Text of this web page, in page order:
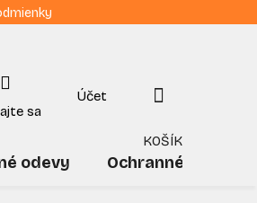
NÁKUPNÝ
KOŠÍK
odevy Ochranné